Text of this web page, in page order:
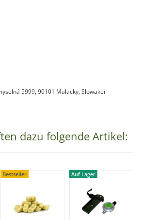
5999, 90101 Malacky, Slowakei
dazu folgende Artikel:
Bestseller Auf Lager